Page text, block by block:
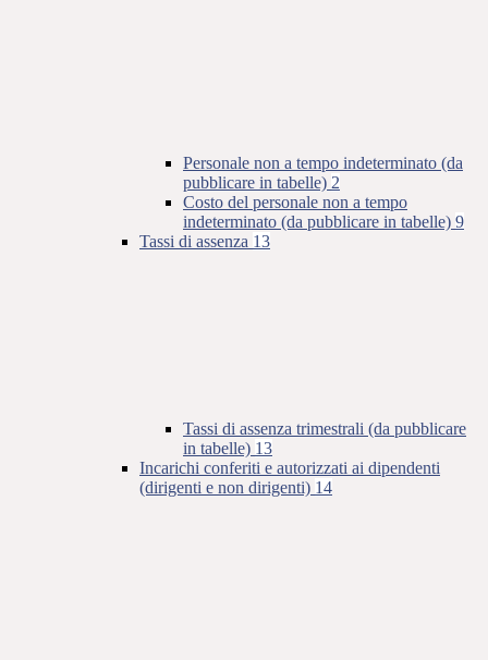
Personale non a tempo indeterminato (da
pubblicare in tabelle) 2
Costo del personale non a tempo
indeterminato (da pubblicare in tabelle) 9
Tassi di assenza 13
Tassi di assenza trimestrali (da pubblicare
in tabelle) 13
Incarichi conferiti e autorizzati ai dipendenti
(dirigenti e non dirigenti) 14